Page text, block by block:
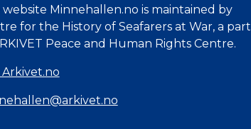
website Minnehallen.no is maintained by
for the History of Seafarers at War, a part
Peace and Human Rights Centre.
Arkivet.no